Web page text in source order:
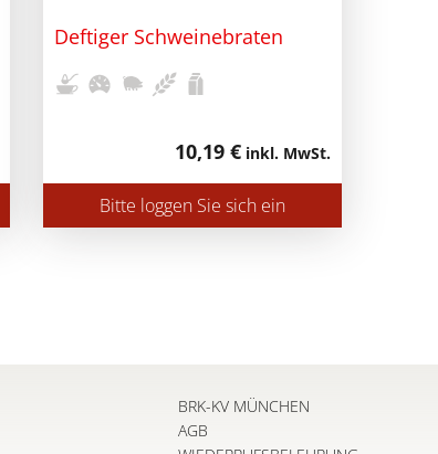
Deftiger Schweinebraten
10,19 € inkl. MwSt.
Bitte loggen Sie sich ein
BRK-KV MÜNCHEN
AGB